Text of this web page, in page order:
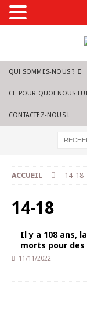
QUI SOMMES-NOUS ?
CE POUR QUOI NOUS
CONTACTEZ-NOUS !
ACCUEIL 14-18
14-18
Il y a 108 ans,
morts pour
11/11/2022